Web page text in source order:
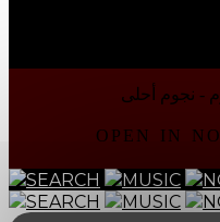
- نجوم أحلی
OPEN IN
SEARCH MUSIC
SEARCH
MUSIC